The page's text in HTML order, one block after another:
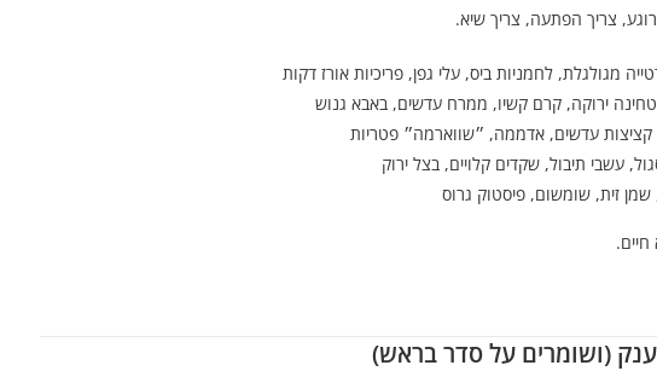
צריך הפתעה, צריך שיא.
מגולגלת, לחמניות ביס, עלי גפן, פריכיות אורז דקות
ירוקה, קרם קשיו, ממרח עדשים, באבא גנוש
קציצות עדשים, אדממה, ״שווארמה״ פטריות
עשבי תיבול, שקדים קלויים, בצל ירוק
שמן זית, שומשום, פיסטוק גרוס